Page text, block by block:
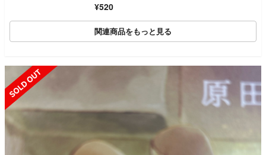
の最強従者になる
¥520
関連商品をもっと見る